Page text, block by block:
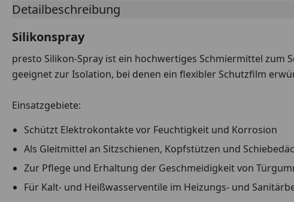
Detailbeschreibung
Silikonspray
presto Silikon-Spray ist ein hochwertiges Schmiermittel zum
geeignet zur Isolation, bei denen ein flexibler Schutzfilm
Einsatzgebiete:
Schützt Elektrokontakte vor Feuchtigkeit und Korrosion
Als Gleitmittel an Sitzschienen, Kopfstützen und
Zur Pflege und Erhaltung der Geschmeidigkeit von
Für Kalt- und Heißwasserventile im Heizungs- und